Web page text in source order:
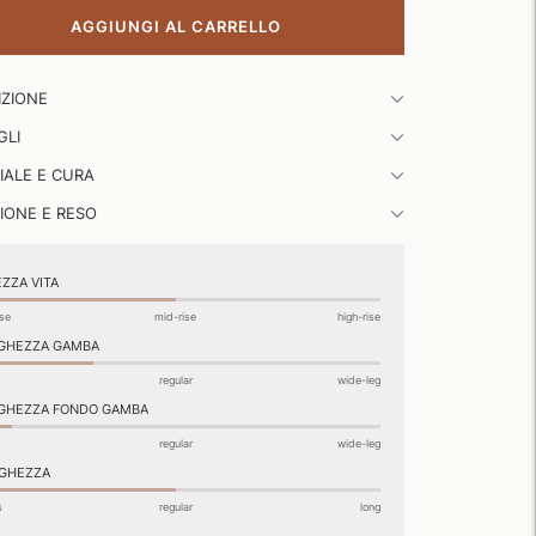
AGGIUNGI AL CARRELLO
E CURA
E RESO
VITA
mid-rise high-rise
GAMBA
regular wide-leg
FONDO GAMBA
regular wide-leg
regular long